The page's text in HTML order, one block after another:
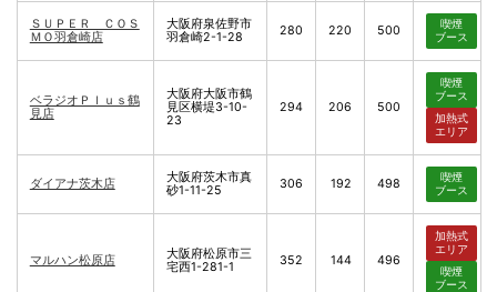
ＳＵＰＥＲ ＣＯＳ
ＭＯ羽倉崎店
大阪府泉佐野市
羽倉崎2-1-28
280 220 500
喫煙
ブース
ベラジオＰｌｕｓ鶴
見店
大阪府大阪市鶴
見区横堤3-10-
23
294 206 500
喫煙
ブース
加熱式
エリア
ダイアナ茨木店
大阪府茨木市真
砂1-11-25
306 192 498
喫煙
ブース
マルハン松原店
大阪府松原市三
宅西1-281-1
352 144 496
加熱式
エリア
喫煙
ブース